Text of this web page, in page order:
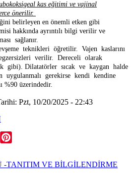
kas eğitimi ve vajinal
önerilir.
belirleyen en önemli etken gibi
hakkında ayrıntılı bilgi verilir ve
sağlanır.
teknikleri öğretilir. Vajen kaslarını
verilir. Dereceli olarak
gibi). Dilatatörler sıcak ve kaygan halde
uygulanmalı gerekirse kendi kendine
%90 üzerindedir.
Pzt, 10/20/2025 - 22:43
LinkedIn
-TANITIM VE BİLGİLENDİRME